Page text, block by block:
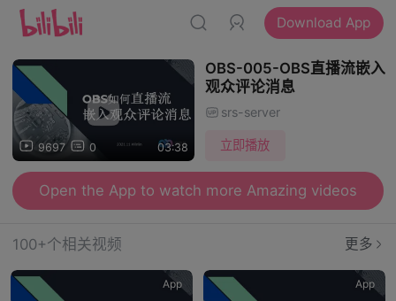
Download App
9697 0 03:38
OBS-005-OBS直播流嵌入
观众评论消息
srs-server
立即播放
Open the App to watch more Amazing videos
100+个相关视频 更多
App App